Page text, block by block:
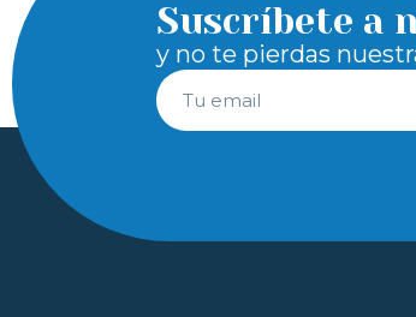
Suscríbete a
y no te pierdas